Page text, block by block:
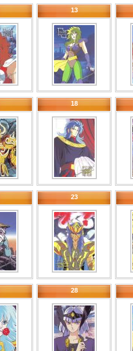
13
18
23
28